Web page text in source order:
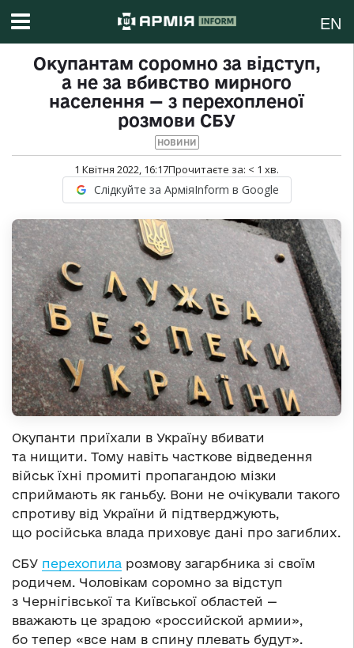
EN
Окупантам соромно за відступ,
а не за вбивство мирного
населення — з перехопленої
розмови СБУ
НОВИНИ
1 Квітня 2022, 16:17Прочитаєте за: < 1 хв.
Слідкуйте за АрміяInform в Google
Окупанти приїхали в Україну вбивати
та нищити. Тому навіть часткове відведення
військ їхні промиті пропагандою мізки
сприймають як ганьбу. Вони не очікували такого
спротиву від України й підтверджують,
що російська влада приховує дані про загиблих.
СБУ перехопила розмову загарбника зі своїм
родичем. Чоловікам соромно за відступ
з Чернігівської та Київської областей —
вважають це зрадою «российской армии»,
бо тепер «все нам в спину плевать будут».